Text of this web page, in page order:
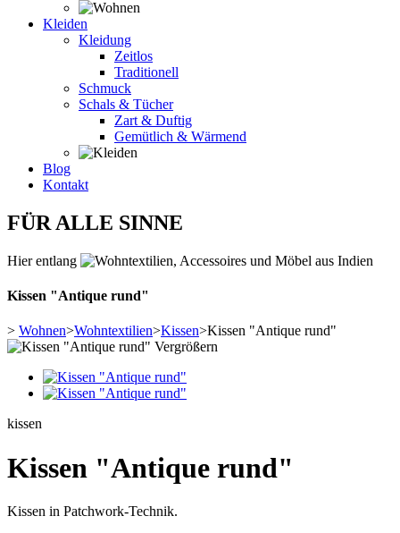
Kleiden
Kleidung
Zeitlos
Traditionell
Schmuck
Schals & Tücher
Zart & Duftig
Gemütlich & Wärmend
Blog
Kontakt
FÜR ALLE SINNE
Hier entlang
Kissen "Antique rund"
> Wohnen>Wohntextilien>Kissen>Kissen "Antique rund"
Vergrößern
kissen
Kissen "Antique rund"
Kissen in Patchwork-Technik.